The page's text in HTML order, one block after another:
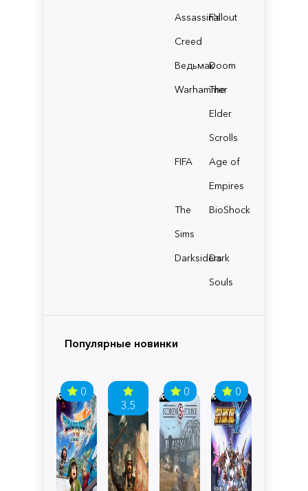
Assassin's
Creed
Fallout
ВедьмакDoom
Warhammer
The
Elder
Scrolls
FIFA
Age of
Empires
The
Sims
BioShock
Darksiders
Dark
Souls
Популярные новинки
0
3.5
0 0